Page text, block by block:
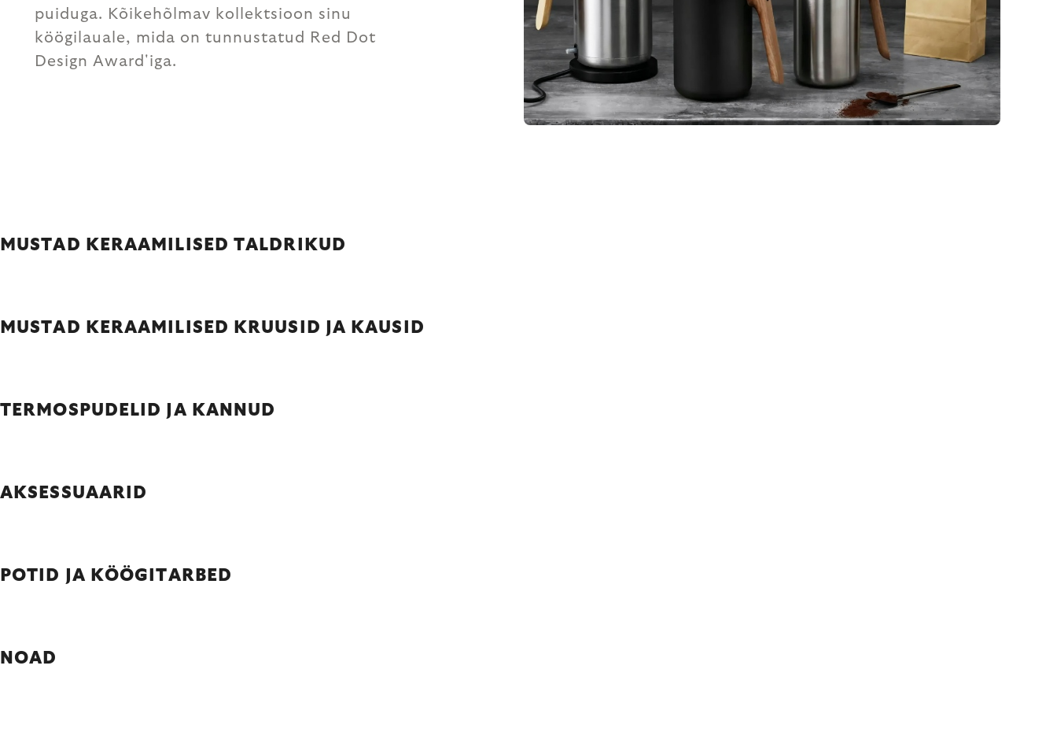
puiduga. Kõikehõlmav kollektsioon sinu
köögilauale, mida on tunnustatud Red Dot
Design Award'iga.
MUSTAD KERAAMILISED TALDRIKUD
MUSTAD KERAAMILISED KRUUSID JA KAUSID
TERMOSPUDELID JA KANNUD
AKSESSUAARID
POTID JA KÖÖGITARBED
NOAD